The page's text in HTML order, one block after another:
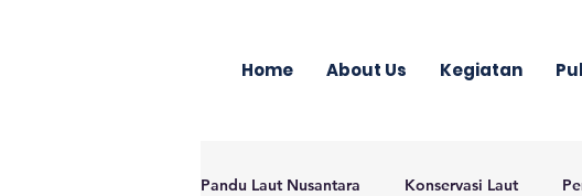
Home About Us Kegiatan
Pandu Laut Nusantara Konservasi Laut